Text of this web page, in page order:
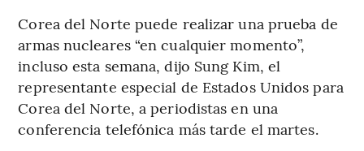
Corea del Norte puede realizar una prueba de
armas nucleares “en cualquier momento”,
incluso esta semana, dijo Sung Kim, el
representante especial de Estados Unidos para
Corea del Norte, a periodistas en una
conferencia telefónica más tarde el martes.